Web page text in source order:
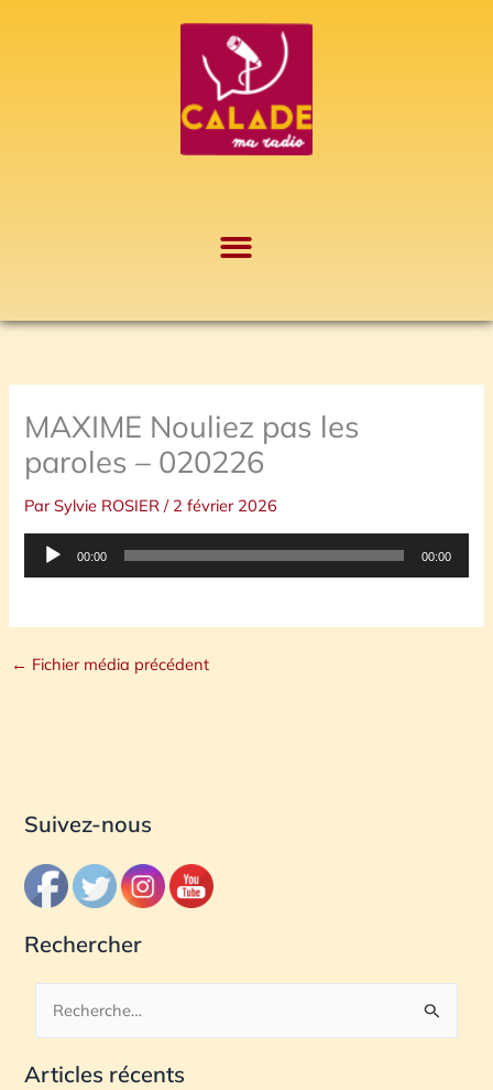
MAXIME Nouliez pas les
paroles – 020226
ParSylvie ROSIER/ 2 février 2026
Lecteur
00:00 00:00
← Fichier média précédent
Suivez-nous
Rechercher
c
Articles récents